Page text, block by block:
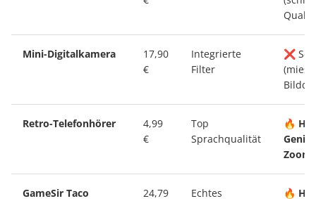
Mini-Digitalkamera
17,90
€
Integrierte
Filter
❌
(miese
Retro-Telefonhörer
4,99
€
Top
Sprachqualität
🔥
GameSir Taco
24,79
Echtes
🔥